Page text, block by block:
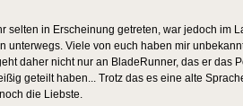
selten in Erscheinung getreten, war jedoch im
unterwegs. Viele von euch haben mir
daher nicht nur an BladeRunner, das er das
geteilt haben... Trotz das es eine alte
die Liebste.